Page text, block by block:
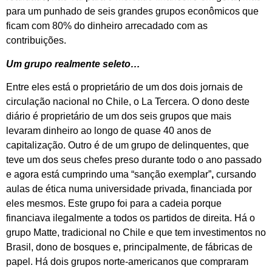
para um punhado de seis grandes grupos econômicos que
ficam com 80% do dinheiro arrecadado com as
contribuições.
Um grupo realmente seleto…
Entre eles está o proprietário de um dos dois jornais de
circulação nacional no Chile, o La Tercera. O dono deste
diário é proprietário de um dos seis grupos que mais
levaram dinheiro ao longo de quase 40 anos de
capitalização. Outro é de um grupo de delinquentes, que
teve um dos seus chefes preso durante todo o ano passado
e agora está cumprindo uma “sanção exemplar”, cursando
aulas de ética numa universidade privada, financiada por
eles mesmos. Este grupo foi para a cadeia porque
financiava ilegalmente a todos os partidos de direita. Há o
grupo Matte, tradicional no Chile e que tem investimentos no
Brasil, dono de bosques e, principalmente, de fábricas de
papel. Há dois grupos norte-americanos que compraram